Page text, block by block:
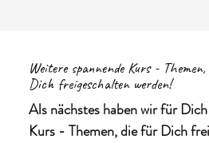
Weitere spannende Kurs -
Dich freigeschalten werden!
Als nächstes haben wir für
Kurs - Themen, die für Dich